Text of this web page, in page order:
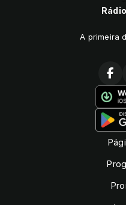
A primeira